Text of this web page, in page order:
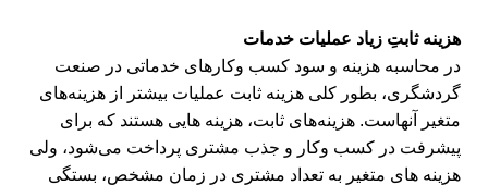
هزینه ثابتِ زیاد عملیات خدمات
در محاسبه هزینه و سود کسب‎ وکارهای خدماتی در صنعت
گردشگری، ب‎طور کلی هزینه ثابت عملیات بیشتر از هزینه‎‌‌های
متغیر آن‎هاست. هزینه‌های ثابت، هزینه ‎هایی هستند که برای
پیشرفت در کسب ‎وکار و جذب مشتری پرداخت می‌شود، ولی
هزینه‎ های متغیر به تعداد مشتری در زمان مشخص، بستگی